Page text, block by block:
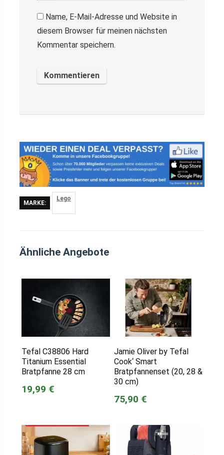
Name, E-Mail-Adresse und Website in
diesem Browser für meinen nächsten
Kommentar speichern.
MARKE:
Lego
Ähnliche Angebote
Tefal C38806 Hard
Titanium Essential
Bratpfanne 28 cm
19,99 €
Jamie Oliver by Tefal
Cook‘ Smart
Bratpfannenset (20, 28 &
30 cm)
75,90 €